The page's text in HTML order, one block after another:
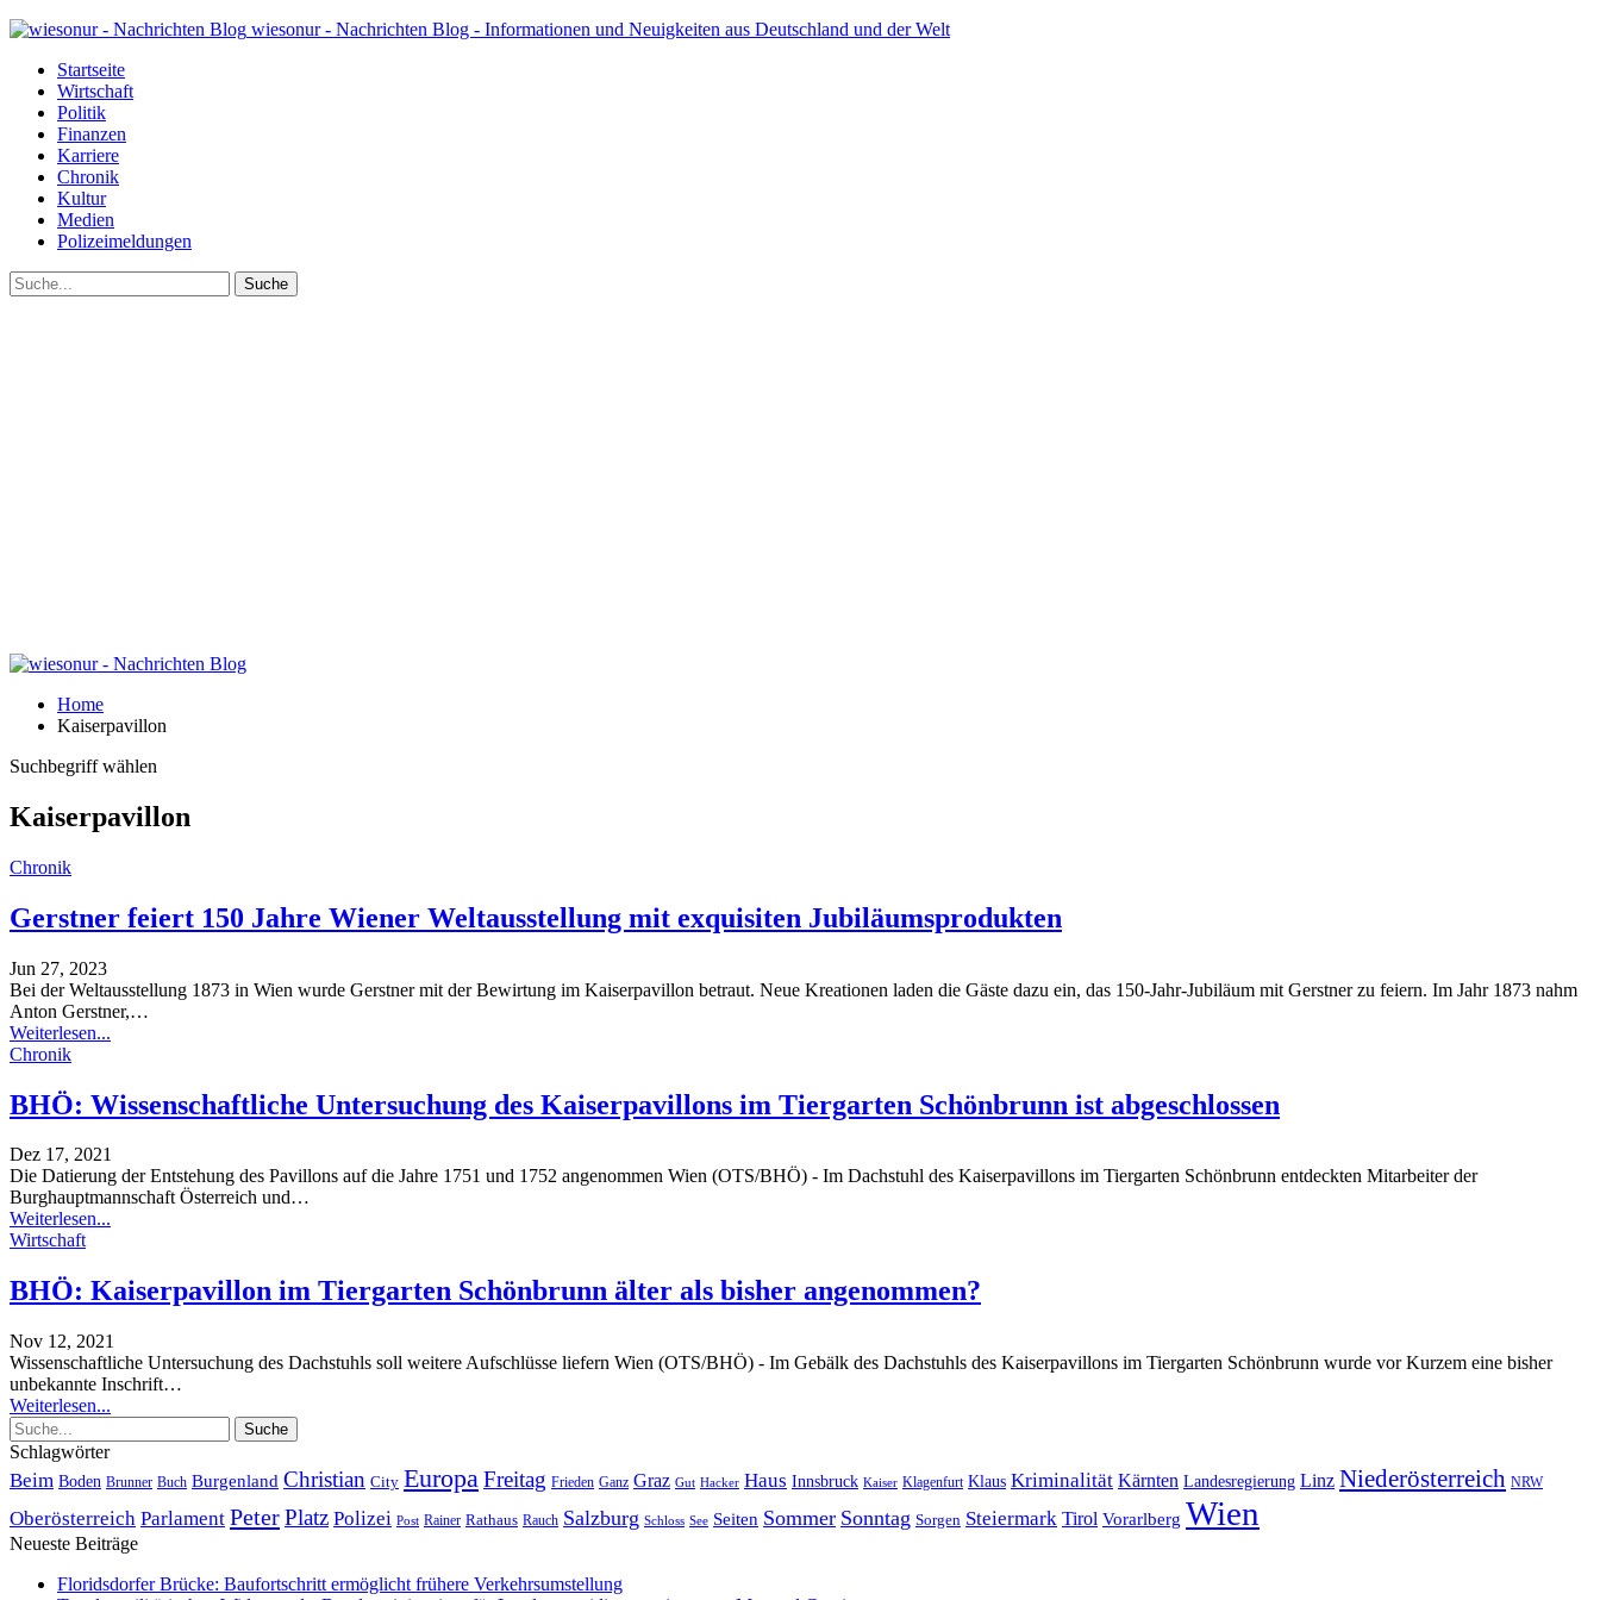
wiesonur - Nachrichten Blog - Informationen und Neuigkeiten aus Deutschland und der Welt
Startseite
Wirtschaft
Politik
Finanzen
Karriere
Chronik
Kultur
Medien
Polizeimeldungen
Home
Kaiserpavillon
Suchbegriff wählen
Kaiserpavillon
Chronik
Gerstner feiert 150 Jahre Wiener Weltausstellung mit exquisiten Jubiläumsprodukten
Jun 27, 2023
Bei der Weltausstellung 1873 in Wien wurde Gerstner mit der Bewirtung im Kaiserpavillon betraut. Neue Kreationen laden die Gäste dazu ein, das 150-Jahr-Jubiläum mit Gerstner zu feiern. Im Jahr 1873 nahm
Anton Gerstner,…
Weiterlesen...
Chronik
BHÖ: Wissenschaftliche Untersuchung des Kaiserpavillons im Tiergarten Schönbrunn ist abgeschlossen
Dez 17, 2021
Die Datierung der Entstehung des Pavillons auf die Jahre 1751 und 1752 angenommen Wien (OTS/BHÖ) - Im Dachstuhl des Kaiserpavillons im Tiergarten Schönbrunn entdeckten Mitarbeiter der
Burghauptmannschaft Österreich und…
Weiterlesen...
Wirtschaft
BHÖ: Kaiserpavillon im Tiergarten Schönbrunn älter als bisher angenommen?
Nov 12, 2021
Wissenschaftliche Untersuchung des Dachstuhls soll weitere Aufschlüsse liefern Wien (OTS/BHÖ) - Im Gebälk des Dachstuhls des Kaiserpavillons im Tiergarten Schönbrunn wurde vor Kurzem eine bisher
unbekannte Inschrift…
Weiterlesen...
Schlagwörter
Beim Boden Brunner Buch Burgenland Christian City EuropaFreitag Frieden Ganz Graz Gut Hacker Haus Innsbruck Kaiser Klagenfurt Klaus Kriminalität Kärnten Landesregierung Linz Niederösterreich NRW
Oberösterreich Parlament PeterPlatz Polizei Post Rainer Rathaus Rauch Salzburg Schloss See Seiten Sommer Sonntag Sorgen Steiermark Tirol Vorarlberg Wien
Neueste Beiträge
Floridsdorfer Brücke: Baufortschritt ermöglicht frühere Verkehrsumstellung